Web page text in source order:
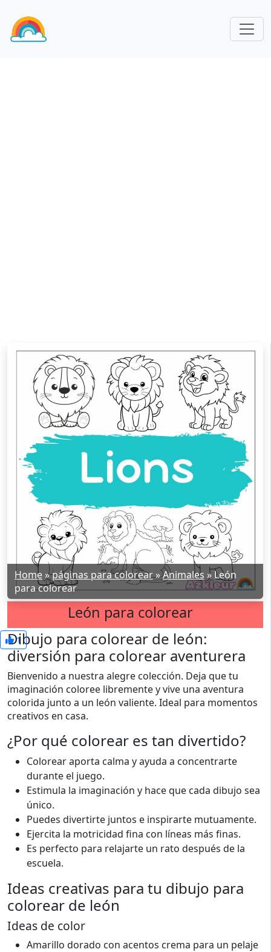
Home »páginas para colorear»Animales » León
para colorear
León para colorear
1
Dibujo para colorear de león:
diversión para colorear aventurera
Bienvenido a nuestra alegre colección. Deja que tu
imaginación coloree libremente y vive una aventura
colorida junto a un león valiente. Ideal para momentos
creativos en casa.
¿Por qué colorear es tan divertido?
Colorear aporta calma y ayuda a concentrarte
durante el juego.
Estimula la imaginación y hace que cada dibujo sea
único.
Puedes divertirte juntos e inspirarte mutuamente.
Ejercita la motricidad fina con líneas más finas.
Es perfecto para relajarte un rato después de la
escuela.
Ideas creativas para tu dibujo para
colorear de león
Ideas de color
Amarillo dorado con acentos crema para un pelaje